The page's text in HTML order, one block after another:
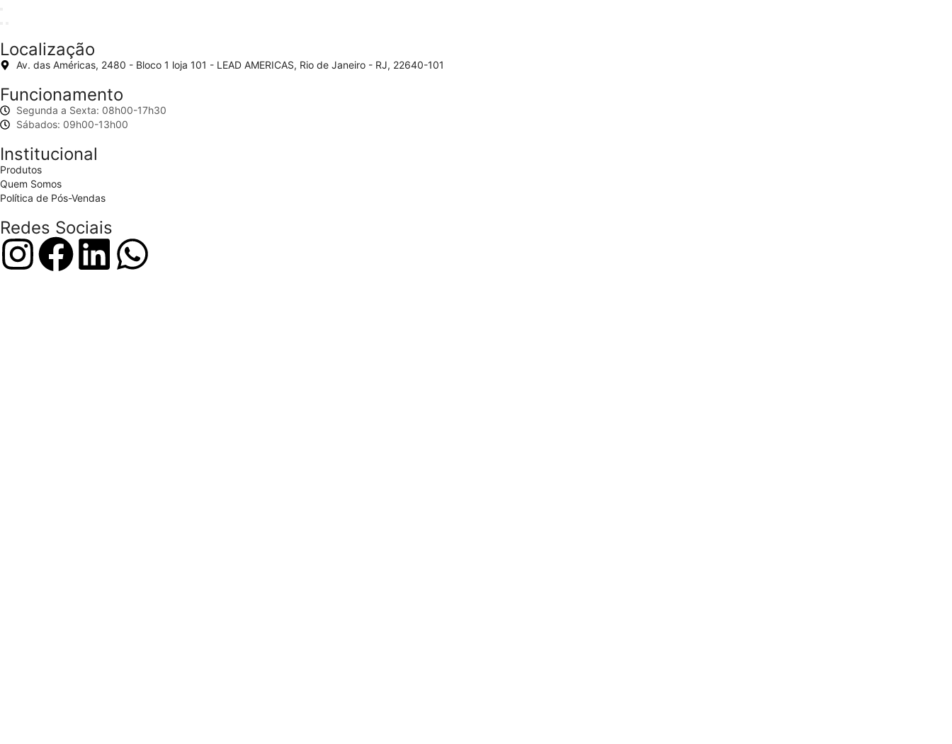
Localização
Av. das Américas, 2480 - Bloco 1 loja 101 - LEAD AMERICAS, Rio de Janeiro - RJ, 22640-101
Funcionamento
Segunda a Sexta: 08h00-17h30
Sábados: 09h00-13h00
Institucional
Produtos
Quem Somos
Política de Pós-Vendas
Redes Sociais